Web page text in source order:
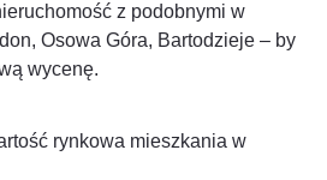
z podobnymi w
Osowa Góra, Bartodzieje – by
wycenę.
rynkowa mieszkania w